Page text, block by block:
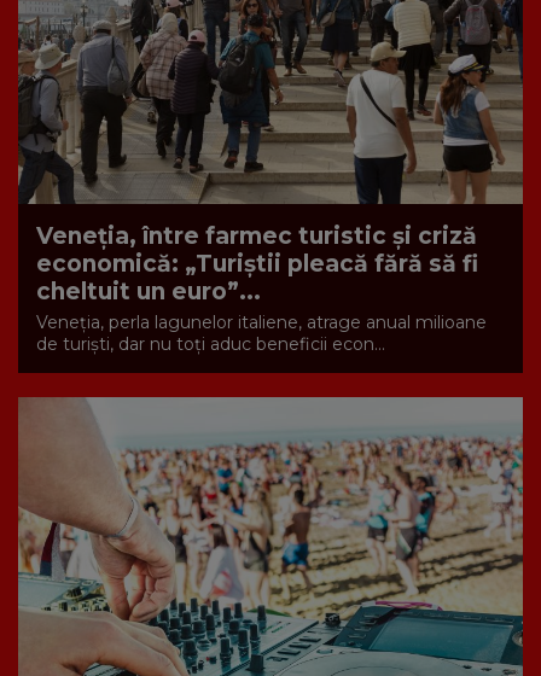
Veneția, între farmec turistic și criză
economică: „Turiștii pleacă fără să fi
cheltuit un euro”...
Veneția, perla lagunelor italiene, atrage anual milioane
de turiști, dar nu toți aduc beneficii econ...